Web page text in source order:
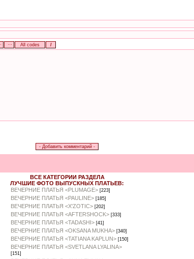
ВСЕ КАТЕГОРИИ РАЗДЕЛА
ЛУЧШИЕ ФОТО ВЫПУСКНЫХ ПЛАТЬЕВ:
ВЕЧЕРНИЕ ПЛАТЬЯ <PLUMAGE> [223]
ВЕЧЕРНИЕ ПЛАТЬЯ <PAULINE> [185]
ВЕЧЕРНИЕ ПЛАТЬЯ <X'ZOTIC> [202]
ВЕЧЕРНИЕ ПЛАТЬЯ <AFTERSHOCK> [333]
ВЕЧЕРНИЕ ПЛАТЬЯ <TADASHI> [41]
ВЕЧЕРНИЕ ПЛАТЬЯ <OKSANA MUKHA> [340]
ВЕЧЕРНИЕ ПЛАТЬЯ <TATIANA KAPLUN> [150]
ВЕЧЕРНИЕ ПЛАТЬЯ <SVETLANA LYALINA>
[151]